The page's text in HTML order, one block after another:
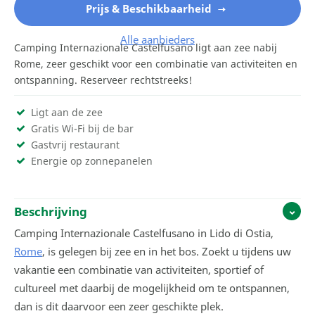
Prijs & Beschikbaarheid
Alle aanbieders
Camping Internazionale Castelfusano ligt aan zee nabij
Rome, zeer geschikt voor een combinatie van activiteiten en
ontspanning. Reserveer rechtstreeks!
Ligt aan de zee
Gratis Wi-Fi bij de bar
Gastvrij restaurant
Energie op zonnepanelen
Beschrijving
Camping Internazionale Castelfusano in Lido di Ostia,
Rome, is gelegen bij zee en in het bos. Zoekt u tijdens uw
vakantie een combinatie van activiteiten, sportief of
cultureel met daarbij de mogelijkheid om te ontspannen,
dan is dit daarvoor een zeer geschikte plek.